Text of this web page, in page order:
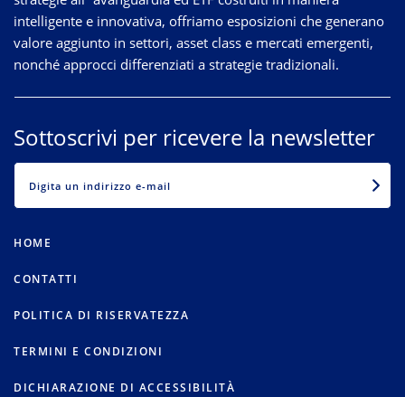
intelligente e innovativa, offriamo esposizioni che generano
valore aggiunto in settori, asset class e mercati emergenti,
nonché approcci differenziati a strategie tradizionali.
Sottoscrivi per ricevere la newsletter
HOME
CONTATTI
POLITICA DI RISERVATEZZA
TERMINI E CONDIZIONI
DICHIARAZIONE DI ACCESSIBILITÀ